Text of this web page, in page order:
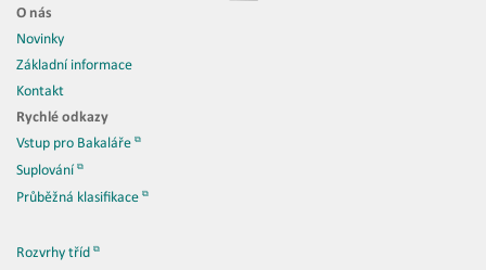
O nás
Novinky
Základní informace
Kontakt
Rychlé odkazy
Vstup pro Bakaláře
Suplování
Průběžná klasifikace
Rozvrhy tříd